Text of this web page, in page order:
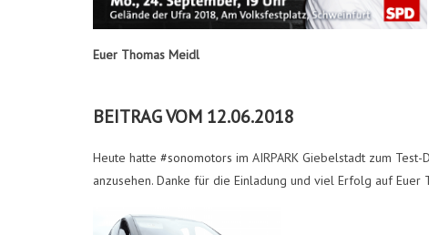
Euer Thomas Meidl
BEITRAG VOM 12.06.2018
Heute hatte #sonomotors im AIRPARK Giebelstadt zum
anzusehen. Danke für die Einladung und viel Erfolg auf Euer